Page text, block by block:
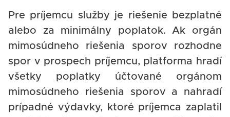
Pre príjemcu služby je riešenie bezplatné
alebo za minimálny poplatok. Ak orgán
mimosúdneho riešenia sporov rozhodne
spor v prospech príjemcu, platforma hradí
všetky poplatky účtované orgánom
mimosúdneho riešenia sporov a nahradí
prípadné výdavky, ktoré príjemca zaplatil